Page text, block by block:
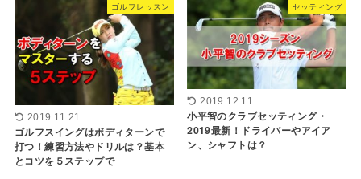
ゴルフレッスン
2019.11.21
ゴルフスイングはボディターンで
打つ！練習方法やドリルは？基本
とコツを５ステップで
セッティング
2019.12.11
小平智のクラブセッティング・
2019最新！ドライバーやアイア
ン、シャフトは？